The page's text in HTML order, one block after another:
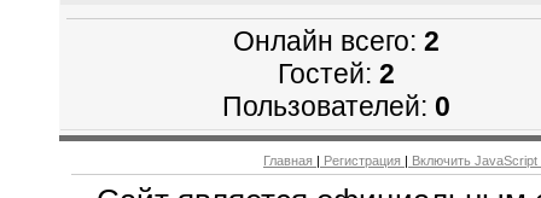
Онлайн всего: 2
Гостей: 2
Пользователей: 0
Главная | Регистрация | Включить JavaScript